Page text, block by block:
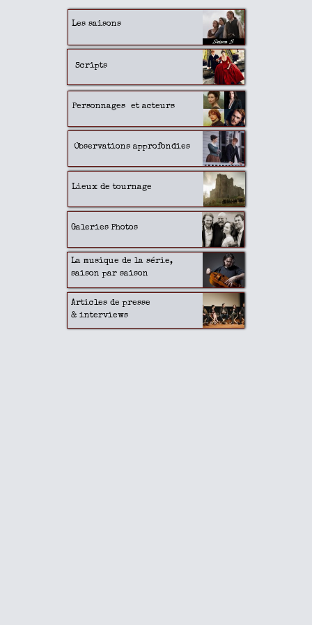
Lieux detournage
Personnages et acteurs
Scripts
Observations approfondies
Les saisons
GaleriesPhotos
Articles de presse
& interviews
La musique de la série,
saison par saison